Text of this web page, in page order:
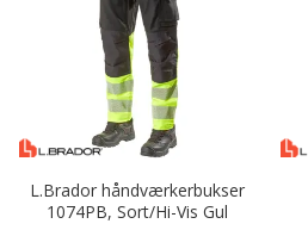
L.Brador håndværkerbukser
1074PB, Sort/Hi-Vis Gul